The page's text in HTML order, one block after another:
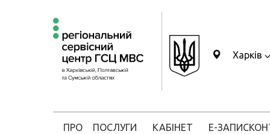
Харків
ПРО ПОСЛУГИ КАБІНЕТ Е-ЗАПИС